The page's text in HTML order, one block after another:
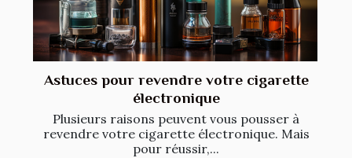
Astuces pour revendre votre cigarette
électronique
Plusieurs raisons peuvent vous pousser à
revendre votre cigarette électronique. Mais
pour réussir,...